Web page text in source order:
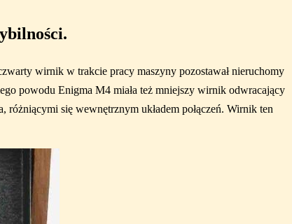
wirnik w trakcie pracy maszyny pozostawał nieruchomy
powodu Enigma M4 miała też mniejszy wirnik odwracający
się wewnętrznym układem połączeń. Wirnik ten